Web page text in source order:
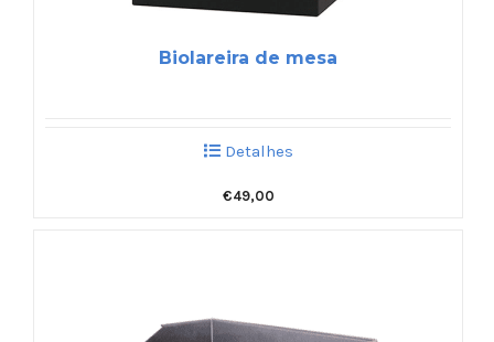
Biolareira de mesa
Detalhes
€49,00